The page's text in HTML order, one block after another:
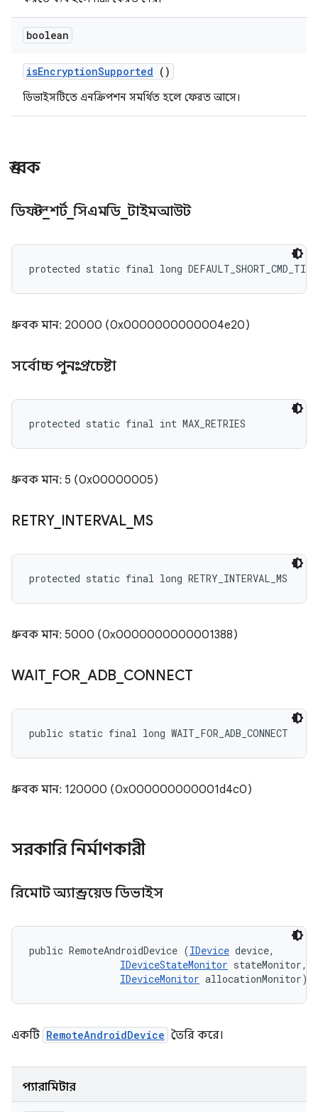
boolean
isEncryptionSupported ()
ডিভাইসটিতে এনক্রিপশন সমর্থিত হলে ফেরত আসে।
ধ্রুবক
ডিফল্ট_শর্ট_সিএমডি _টাইমআউট
protected static final long
ধ্রুবক মান: 20000 (0x0000000000004e20)
সর্বোচ্চ পুনঃপ্রচেষ্টা
protected static final int MAX_RETRIES
ধ্রুবক মান: 5 (0x00000005)
RETRY_ INTERVAL_ MS
protected static final long RETRY_INTERVAL_MS
ধ্রুবক মান: 5000 (0x0000000000001388)
WAIT_ FOR ADB CONNECT
public static final long WAIT_FOR_ADB_CONNECT
ধ্রুবক মান: 120000 (0x000000000001d4c0)
সরকারি নির্মাণকারী
রিমোট অ্যান্ড্রয়েড ডিভাইস
public RemoteAndroidDevice (IDevice device,
IDeviceStateMonitor stateMonitor,
IDeviceMonitor allocationMonitor)
একটি RemoteAndroidDevice তৈরি করে।
প্যারামিটার